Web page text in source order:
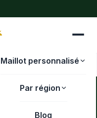
Maillot personnalisé
Par région
Blog
›Aprey